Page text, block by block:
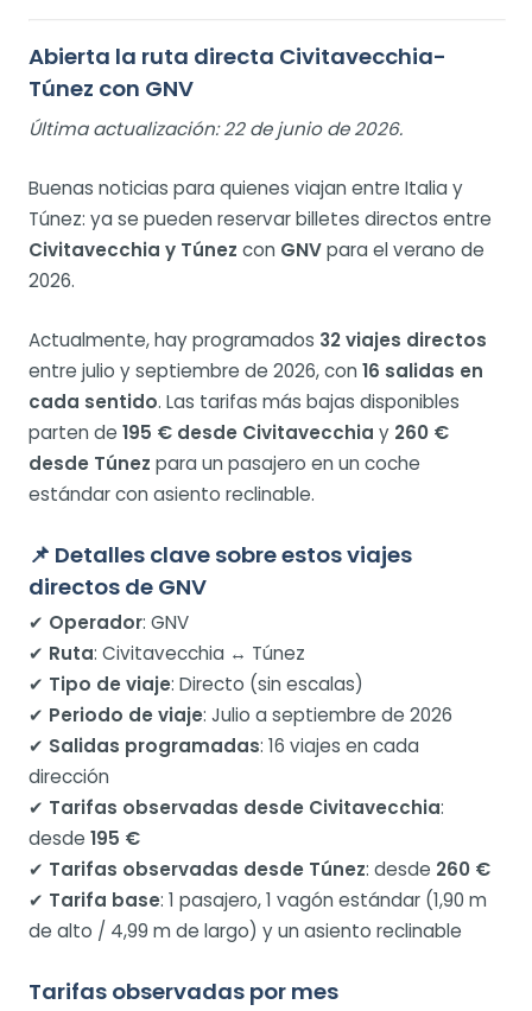
Abierta la ruta directa Civitavecchia-
Túnez con GNV
Última actualización: 22 de junio de 2026.
Buenas noticias para quienes viajan entre Italia y
Túnez: ya se pueden reservar billetes directos entre
Civitavecchia y Túnez con GNVpara el verano de
2026.
Actualmente, hay programados 32 viajes directos
entre julio y septiembre de 2026, con 16 salidas en
cada sentido. Las tarifas más bajas disponibles
parten de 195 € desde Civitavecchia y 260 €
desde Túnez para un pasajero en un coche
estándar con asiento reclinable.
📌 Detalles clave sobre estos viajes
directos de GNV
✔ Operador: GNV
✔ Ruta: Civitavecchia ↔ Túnez
✔ Tipo de viaje: Directo (sin escalas)
✔ Periodo de viaje: Julio a septiembre de 2026
✔ Salidas programadas: 16 viajes en cada
dirección
✔ Tarifas observadas desde Civitavecchia:
desde 195 €
✔ Tarifas observadas desde Túnez: desde 260 €
✔ Tarifa base: 1 pasajero, 1 vagón estándar (1,90 m
de alto / 4,99 m de largo) y un asiento reclinable
Tarifas observadas por mes